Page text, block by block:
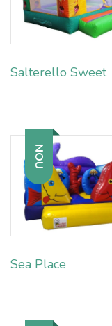
Salterello Sweet
NOU
Sea Place